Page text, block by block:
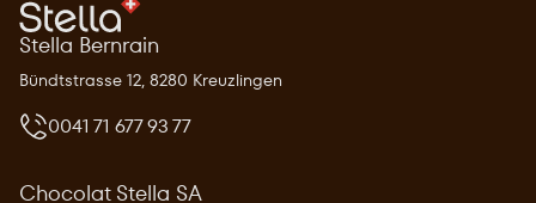
Stella Bernrain
Bündtstrasse 12, 8280 Kreuzlingen
0041 71 677 93 77
Chocolat Stella SA